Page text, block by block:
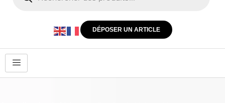
DÉPOSER UN ARTICLE